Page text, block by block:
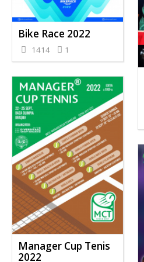
Bike Race 2022
1414 1
Manager Cup Tenis
2022